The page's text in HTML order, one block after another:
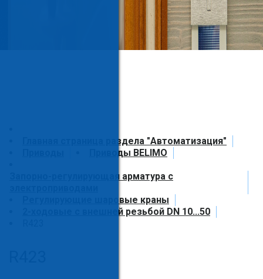
Главная страница раздела "Автоматизация"
Приводы BELIMO
Запорно-регулирующая арматура с
Регулирующие шаровые краны
2-ходовые с внешней резьбой DN 10...50